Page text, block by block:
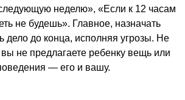
неделю», «Если к 12 часам
не будешь». Главное, назначать
до конца, исполняя угрозы. Не
не предлагаете ребенку вещь или
— его и вашу.